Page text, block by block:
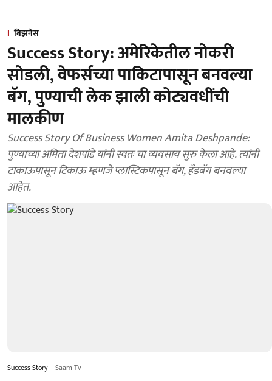
बिझनेस
Success Story: अमेरिकेतील नोकरी
सोडली, वेफर्सच्या पाकिटापासून बनवल्या
बॅग, पुण्याची लेक झाली कोट्यवधींची
मालकीण
Success Story Of Business Women Amita Deshpande:
पुण्याच्या अमिता देशपांडे यांनी स्वतः चा व्यवसाय सुरु केला आहे. त्यांनी
टाकाऊपासून टिकाऊ म्हणजे प्लास्टिकपासून बॅग, हँडबॅग बनवल्या
आहेत.
Success Story Saam Tv